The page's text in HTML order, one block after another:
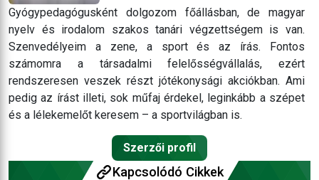
Gyógypedagógusként dolgozom főállásban, de magyar
nyelv és irodalom szakos tanári végzettségem is van.
Szenvedélyeim a zene, a sport és az írás. Fontos
számomra a társadalmi felelősségvállalás, ezért
rendszeresen veszek részt jótékonysági akciókban. Ami
pedig az írást illeti, sok műfaj érdekel, leginkább a szépet
és a lélekemelőt keresem – a sportvilágban is.
Szerzői profil
Kapcsolódó Cikkek